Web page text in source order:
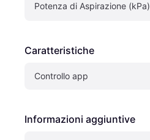
Potenza di Aspirazione (kPa)
Caratteristiche
Controllo app
Informazioni aggiuntive